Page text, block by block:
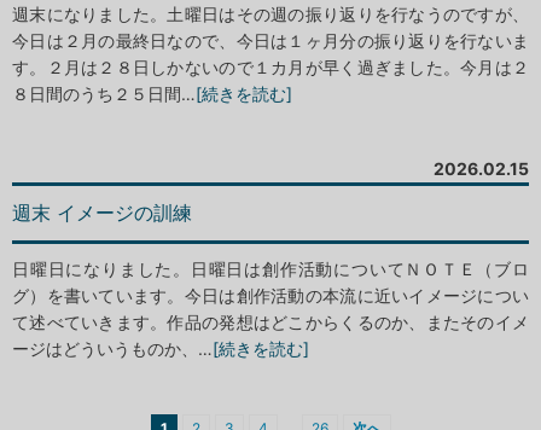
週末になりました。土曜日はその週の振り返りを行なうのですが、
今日は２月の最終日なので、今日は１ヶ月分の振り返りを行ないま
す。２月は２８日しかないので１カ月が早く過ぎました。今月は２
８日間のうち２５日間…[続きを読む]
2026.02.15
週末 イメージの訓練
日曜日になりました。日曜日は創作活動についてＮＯＴＥ（ブロ
グ）を書いています。今日は創作活動の本流に近いイメージについ
て述べていきます。作品の発想はどこからくるのか、またそのイメ
ージはどういうものか、…[続きを読む]